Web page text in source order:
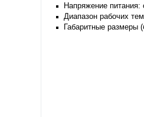
Напряжение
Диапазон рабочих
Габаритные размеры